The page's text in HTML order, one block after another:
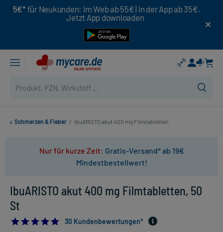
5€* für Neukunden: Im Web ab 55€ | In der App ab 35€.
Jetzt App downloaden
Schmerzen & Fieber / IbuARISTO akut 400 mg Filmtabletten
Nur für kurze Zeit: Gratis-Versand* ab 19€
Mindestbestellwert!
IbuARISTO akut 400 mg Filmtabletten, 50
St
5.0
30 Kundenbewertungen*